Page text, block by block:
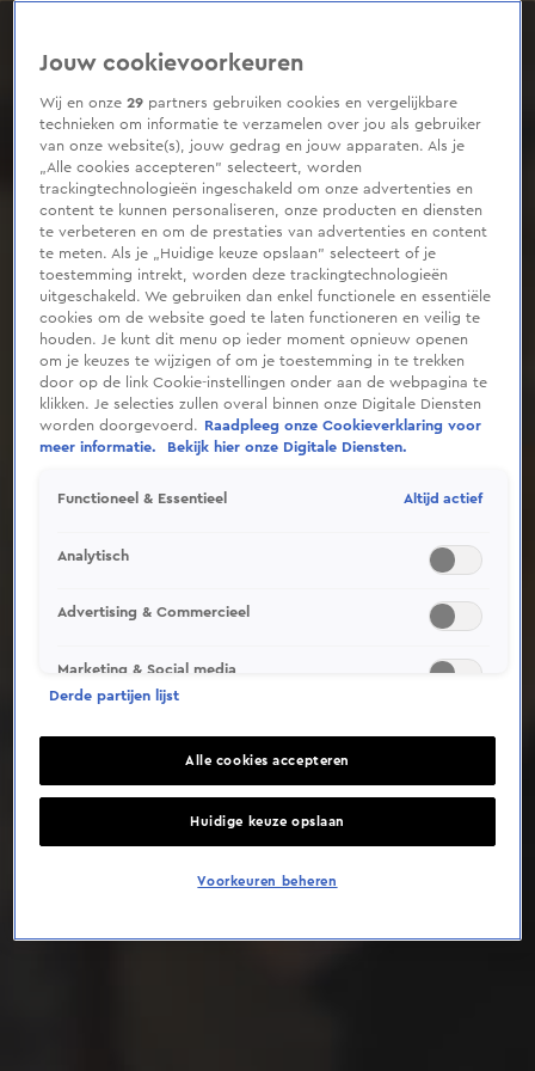
0
Deze video is niet beschikbaar op je huidige locatie
Jouw cookievoorkeuren
Wij en onze29 partners gebruiken cookies en vergelijkbare
technieken om informatie te verzamelen over jou als gebruiker
van onze website(s), jouw gedrag en jouw apparaten. Als je
„Alle cookies accepteren” selecteert, worden
trackingtechnologieën ingeschakeld om onze advertenties en
content te kunnen personaliseren, onze producten en diensten
te verbeteren en om de prestaties van advertenties en content
te meten. Als je „Huidige keuze opslaan” selecteert of je
toestemming intrekt, worden deze trackingtechnologieën
uitgeschakeld. We gebruiken dan enkel functionele en essentiële
cookies om de website goed te laten functioneren en veilig te
houden. Je kunt dit menu op ieder moment opnieuw openen
om je keuzes te wijzigen of om je toestemming in te trekken
door op de link Cookie-instellingen onder aan de webpagina te
klikken. Je selecties zullen overal binnen onze Digitale Diensten
worden doorgevoerd.
Raadpleeg onze Cookieverklaring voor
meer informatie.
Bekijk hier onze Digitale Diensten.
Functioneel & Essentieel Altijd actief
Analytisch
Advertising & Commercieel
Marketing & Social media
Derde partijen lijst
Alle cookies accepteren
Huidige keuze opslaan
Voorkeuren beheren